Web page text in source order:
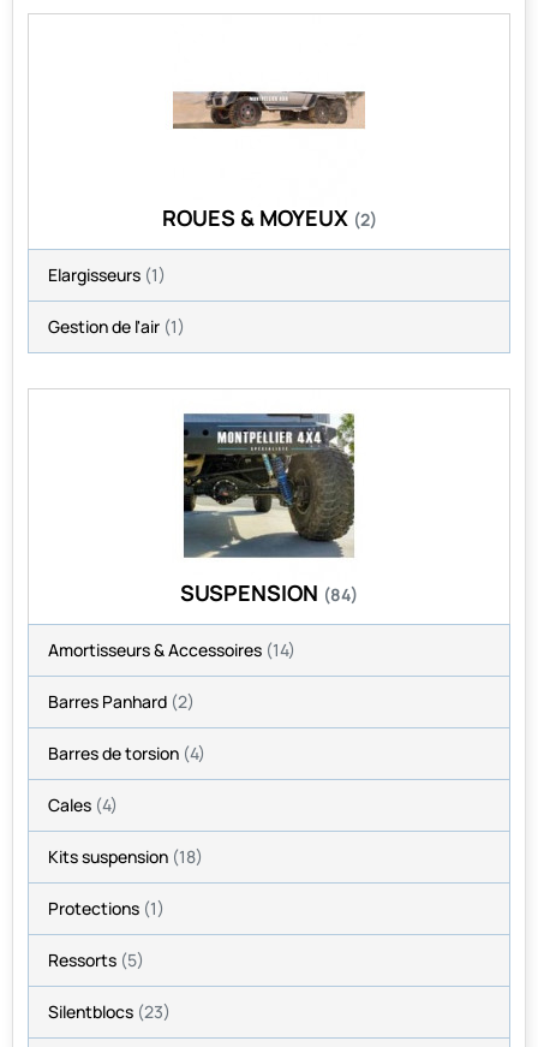
ROUES & MOYEUX (2)
Elargisseurs (1)
Gestion de l'air (1)
SUSPENSION (84)
Amortisseurs & Accessoires (14)
Barres Panhard (2)
Barres de torsion (4)
Cales (4)
Kits suspension (18)
Protections (1)
Ressorts (5)
Silentblocs (23)